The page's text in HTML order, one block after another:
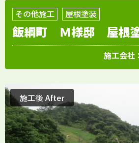
その他施工 屋根塗装
飯綱町 Ｍ様邸 屋根
施工会社：
施工後 After